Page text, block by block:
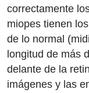
correctamente
miopes tienen
de lo normal
longitud de más
delante de la
imágenes y las